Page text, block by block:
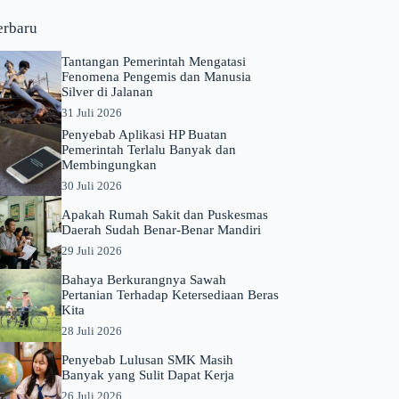
Tantangan Pemerintah Mengatasi
Fenomena Pengemis dan Manusia
Silver di Jalanan
31 Juli 2026
Penyebab Aplikasi HP Buatan
Pemerintah Terlalu Banyak dan
Membingungkan
30 Juli 2026
Apakah Rumah Sakit dan Puskesmas
Daerah Sudah Benar-Benar Mandiri
29 Juli 2026
Bahaya Berkurangnya Sawah
Pertanian Terhadap Ketersediaan Beras
Kita
28 Juli 2026
Penyebab Lulusan SMK Masih
Banyak yang Sulit Dapat Kerja
26 Juli 2026